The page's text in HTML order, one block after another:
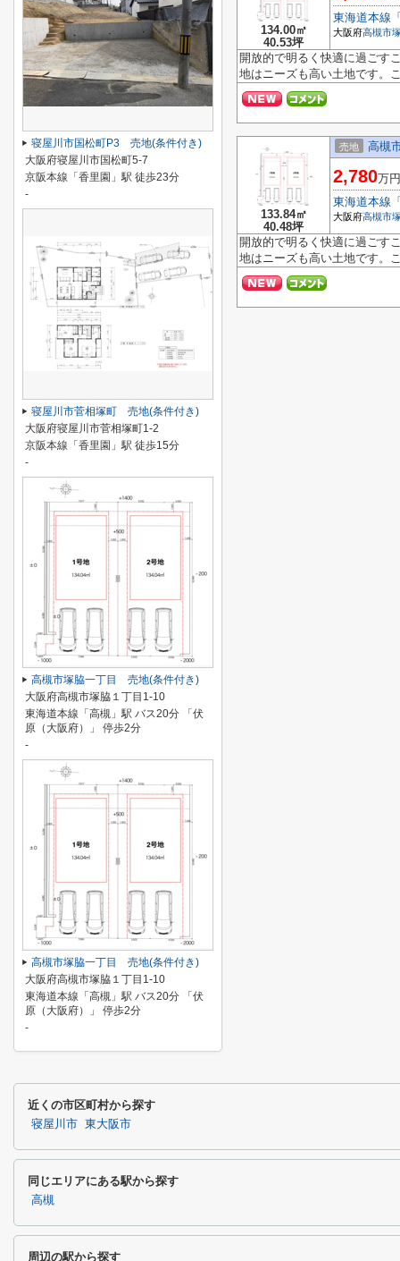
134.00㎡
40.53坪
東海道本線
大阪府高槻市
開放的で明るく快適に過ごす
地はニーズも高い土地です。
133.84㎡
40.48坪
売地 高槻
2,780万円
東海道本線
大阪府高槻市
開放的で明るく快適に過ごす
地はニーズも高い土地です。
寝屋川市国松町P3 売地(条件付き)
大阪府寝屋川市国松町5-7
京阪本線「香里園」駅 徒歩23分
-
寝屋川市菅相塚町 売地(条件付き)
大阪府寝屋川市菅相塚町1-2
京阪本線「香里園」駅 徒歩15分
-
高槻市塚脇一丁目 売地(条件付き)
大阪府高槻市塚脇１丁目1-10
東海道本線「高槻」駅 バス20分 「伏
原（大阪府）」 停歩2分
-
高槻市塚脇一丁目 売地(条件付き)
大阪府高槻市塚脇１丁目1-10
東海道本線「高槻」駅 バス20分 「伏
原（大阪府）」 停歩2分
-
近くの市区町村から探す
寝屋川市 東大阪市
同じエリアにある駅から探す
高槻
周辺の駅から探す